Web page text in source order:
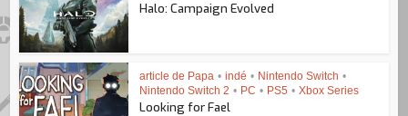
Halo: Campaign Evolved
article de Papa • indé • Nintendo Switch •
Nintendo Switch 2 • PC • PS5 • Xbox Series
Looking for Fael